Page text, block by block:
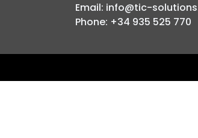
Email: info@tic-
Phone: +34 935 525 770